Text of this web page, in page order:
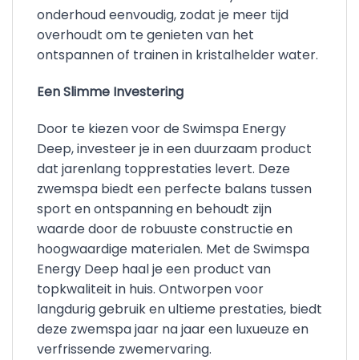
onderhoud eenvoudig, zodat je meer tijd
overhoudt om te genieten van het
ontspannen of trainen in kristalhelder water.
Een Slimme Investering
Door te kiezen voor de Swimspa Energy
Deep, investeer je in een duurzaam product
dat jarenlang topprestaties levert. Deze
zwemspa biedt een perfecte balans tussen
sport en ontspanning en behoudt zijn
waarde door de robuuste constructie en
hoogwaardige materialen. Met de Swimspa
Energy Deep haal je een product van
topkwaliteit in huis. Ontworpen voor
langdurig gebruik en ultieme prestaties, biedt
deze zwemspa jaar na jaar een luxueuze en
verfrissende zwemervaring.